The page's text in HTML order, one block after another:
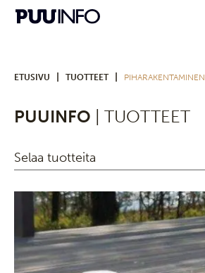
ETUSIVU TUOTTEET PIHARAKENTAMINEN
PUUINFO | TUOTTEET
Selaa tuotteita